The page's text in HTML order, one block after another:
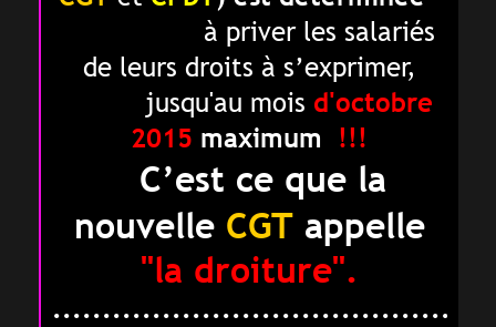
à priver les salariés
de leurs droits à s’exprimer,
jusqu'au mois d'octobre
2015 maximum !!!
C’est ce que la
nouvelle CGT appelle
"la droiture".